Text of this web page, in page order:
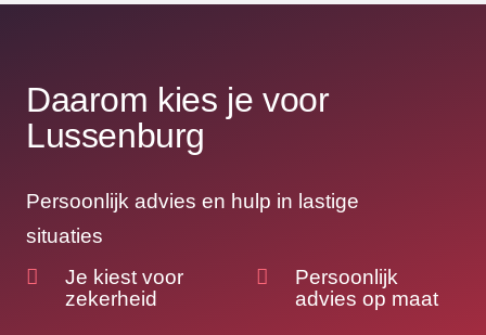
Daarom kies je voor
Lussenburg
Persoonlijk advies en hulp in lastige
situaties
Je kiest voor
zekerheid
Persoonlijk
advies op maat